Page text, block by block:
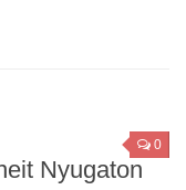
0
Nyugaton